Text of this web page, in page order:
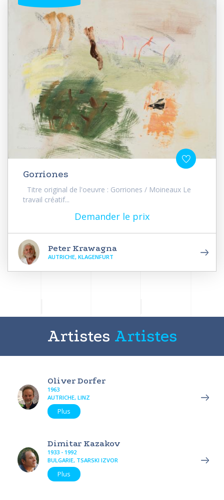
Gorriones
Titre original de l'oeuvre : Gorriones / Moineaux Le
travail créatif...
Demander le prix
Peter Krawagna
AUTRICHE, KLAGENFURT
Artistes Artistes
Oliver Dorfer
1963
AUTRICHE, LINZ
Plus
Dimitar Kazakov
1933 - 1992
BULGARIE, TSARSKI IZVOR
Plus